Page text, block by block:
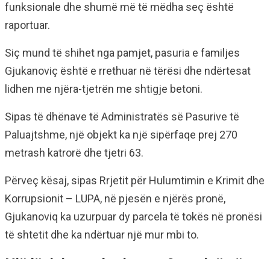
funksionale dhe shumë më të mëdha seç është
raportuar.
Siç mund të shihet nga pamjet, pasuria e familjes
Gjukanoviç është e rrethuar në tërësi dhe ndërtesat
lidhen me njëra-tjetrën me shtigje betoni.
Sipas të dhënave të Administratës së Pasurive të
Paluajtshme, një objekt ka një sipërfaqe prej 270
metrash katrorë dhe tjetri 63.
Përveç kësaj, sipas Rrjetit për Hulumtimin e Krimit dhe
Korrupsionit – LUPA, në pjesën e njërës pronë,
Gjukanoviq ka uzurpuar dy parcela të tokës në pronësi
të shtetit dhe ka ndërtuar një mur mbi to.